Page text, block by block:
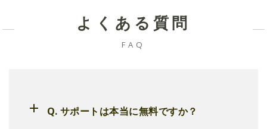
よくある質問
FAQ
Q. サポートは本当に無料ですか？